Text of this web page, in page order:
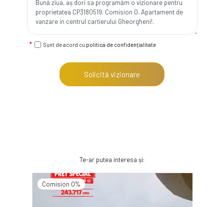
Sunt de acord cu politica de confidențialitate
Solicită vizionare
Te-ar putea interesa și:
Comision 0%